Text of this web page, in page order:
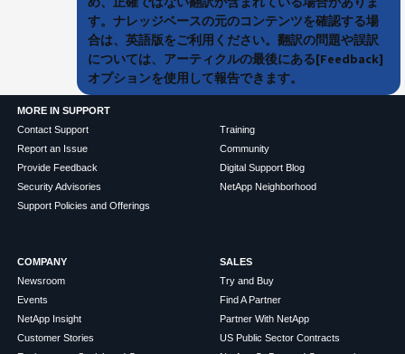
す。ナレッジベースの元のコンテンツを確認する場
合は、英語版をご利用ください。翻訳の問題や誤訳
については、アーティクルの最後にある[Feedback]
オプションを使用して報告できます。
MORE IN SUPPORT
Contact Support
Report an Issue
Provide Feedback
Security Advisories
Support Policies and Offerings
Training
Community
Digital Support Blog
NetApp Neighborhood
COMPANY
Newsroom
Events
NetApp Insight
Customer Stories
SALES
Try and Buy
Find A Partner
Partner With NetApp
US Public Sector Contracts